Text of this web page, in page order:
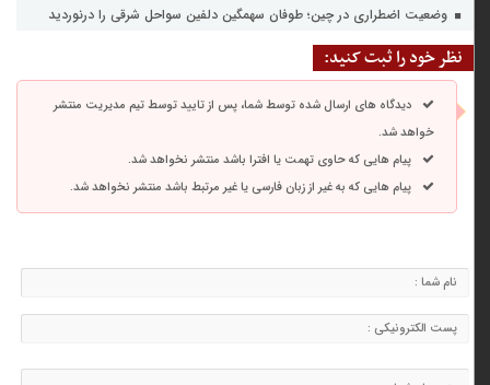
وضعیت اضطراری در چین؛ طوفان سهمگین دلفین سواحل شرقی را درنوردید
نظر خود را ثبت کنید:
دیدگاه های ارسال شده توسط شما، پس از تایید توسط تیم مدیریت منتشر
خواهد شد.
پیام هایی که حاوی تهمت یا افترا باشد منتشر نخواهد شد.
پیام هایی که به غیر از زبان فارسی یا غیر مرتبط باشد منتشر نخواهد شد.